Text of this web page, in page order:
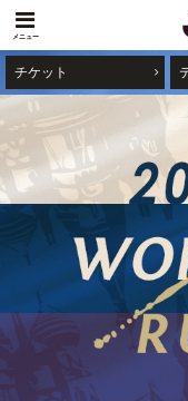
メニュー
チケット